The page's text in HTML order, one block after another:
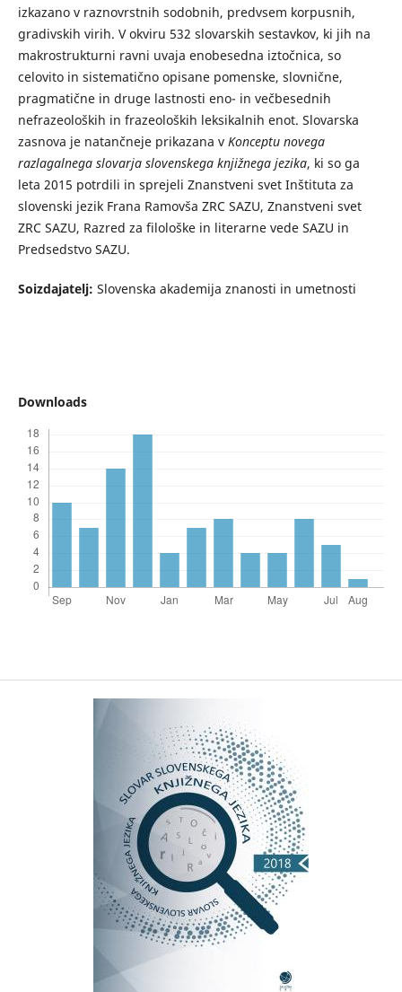
izkazano v raznovrstnih sodobnih, predvsem korpusnih,
gradivskih virih. V okviru 532 slovarskih sestavkov, ki jih na
makrostrukturni ravni uvaja enobesedna iztočnica, so
celovito in sistematično opisane pomenske, slovnične,
pragmatične in druge lastnosti eno- in večbesednih
nefrazeoloških in frazeoloških leksikalnih enot. Slovarska
zasnova je natančneje prikazana v Konceptu novega
razlagalnega slovarja slovenskega knjižnega jezika, ki so ga
leta 2015 potrdili in sprejeli Znanstveni svet Inštituta za
slovenski jezik Frana Ramovša ZRC SAZU, Znanstveni svet
ZRC SAZU, Razred za filološke in literarne vede SAZU in
Predsedstvo SAZU.
Soizdajatelj: Slovenska akademija znanosti in umetnosti
Downloads